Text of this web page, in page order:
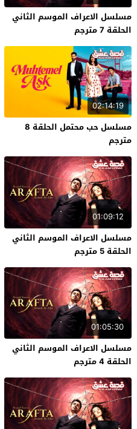
مسلسل الاعراف الموسم الثاني
الحلقة 7 مترجم
02:14:19
مسلسل حب محتمل الحلقة 8
مترجم
01:09:12
مسلسل الاعراف الموسم الثاني
الحلقة 5 مترجم
01:05:30
مسلسل الاعراف الموسم الثاني
الحلقة 4 مترجم